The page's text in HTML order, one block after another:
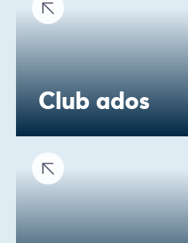
Club ados